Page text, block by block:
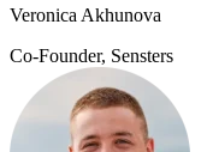
Veronica Akhunova
Co-Founder, Sensters